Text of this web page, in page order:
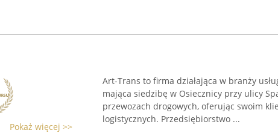
Pokaż więcej >>
Art-Trans to firma działająca w branży
mająca siedzibę w Osiecznicy przy ulicy
przewozach drogowych, oferując swoim
logistycznych. Przedsiębiorstwo ...